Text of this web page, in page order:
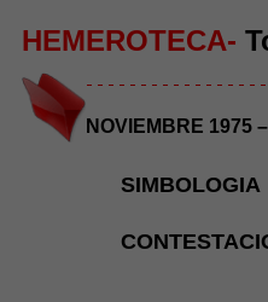
HEMEROTECA-
- - - - - - - - - - - - - - - -
NOVIEMBRE 1975
SIMBOLOGIA